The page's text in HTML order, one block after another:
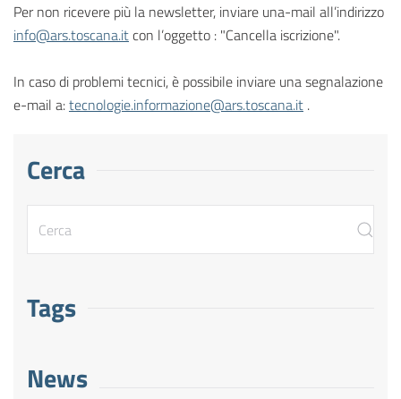
Per non ricevere più la newsletter, inviare una-mail all’indirizzo
info@ars.toscana.itcon l’oggetto : "Cancella iscrizione".
In caso di problemi tecnici, è possibile inviare una segnalazione
e-mail a:tecnologie.informazione@ars.toscana.it .
Cerca
Tags
News